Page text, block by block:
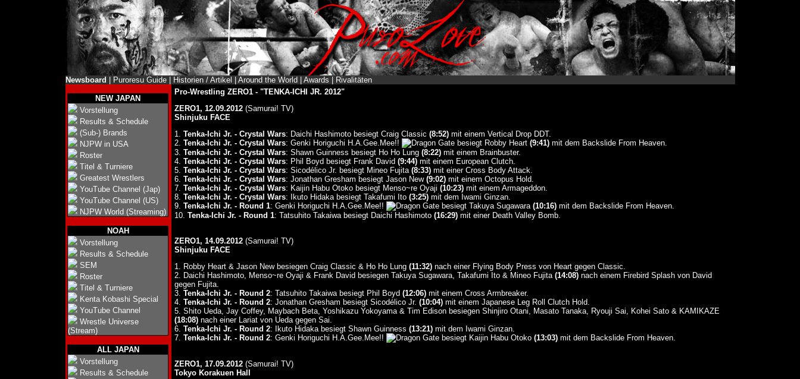
Newsboard Puroresu Guide| Historien / Artikel Around the World Awards Rivalitäten
NEW JAPAN
Vorstellung
Results & Schedule
(Sub-) Brands
NJPW in USA
Roster
Titel & Turniere
Greatest Wrestlers
YouTube Channel (Jap)
YouTube Channel (US)
NJPW World (Streaming)
NOAH
Vorstellung
Results & Schedule
SEM
Roster
Titel & Turniere
Kenta Kobashi Special
YouTube Channel
Wrestle Universe
(Stream)
ALL JAPAN
Vorstellung
Results & Schedule
Pro-Wrestling ZERO1 - "TENKA-ICHI JR. 2012"
ZERO1, 12.09.2012(Samurai! TV)
Shinjuku FACE
1. Tenka-Ichi Jr. - Crystal Wars: Daichi Hashimoto besiegt Craig Classic (8:52)mit einem Vertical Drop DDT.
2. Tenka-Ichi Jr. - Crystal Wars: Genki Horiguchi H.A.Gee.Mee!! besiegt Robby Heart (9:41)mit dem Backslide From Heaven.
3. Tenka-Ichi Jr. - Crystal Wars: Shawn Guinness besiegt Ho Ho Lung (8:22)mit einem Brainbuster.
4. Tenka-Ichi Jr. - Crystal Wars: Phil Boyd besiegt Frank David (9:44)mit einem European Clutch.
5. Tenka-Ichi Jr. - Crystal Wars: Sicodélico Jr. besiegt Mineo Fujita (8:33)mit einer Cross Body Attack.
6. Tenka-Ichi Jr. - Crystal Wars: Jonathan Gresham besiegt Jason New (9:02)mit einem Octopus Hold.
7. Tenka-Ichi Jr. - Crystal Wars: Kaijin Habu Otoko besiegt Menso~re Oyaji (10:23)mit einem Armageddon.
8. Tenka-Ichi Jr. - Crystal Wars: Ikuto Hidaka besiegt Takafumi Ito (3:25)mit dem Iwami Ginzan.
9. Tenka-Ichi Jr. - Round 1: Genki Horiguchi H.A.Gee.Mee!! besiegt Takuya Sugawara (10:16)mit dem Backslide From Heaven.
10. Tenka-Ichi Jr. - Round 1: Tatsuhito Takaiwa besiegt Daichi Hashimoto (16:29)mit einer Death Valley Bomb.
ZERO1, 14.09.2012(Samurai! TV)
Shinjuku FACE
1. Robby Heart & Jason New besiegen Craig Classic & Ho Ho Lung (11:32)nach einer Flying Body Press von Heart gegen Classic.
2. Daichi Hashimoto, Menso~re Oyaji & Frank David besiegen Takuya Sugawara, Takafumi Ito & Mineo Fujita (14:08)nach einem Firebird Splash von David
gegen Fujita.
3. Tenka-Ichi Jr. - Round 2: Tatsuhito Takaiwa besiegt Phil Boyd (12:06)mit einem Cross Armbreaker.
4. Tenka-Ichi Jr. - Round 2: Jonathan Gresham besiegt Sicodélico Jr. (10:04)mit einem Japanese Leg Roll Clutch Hold.
5. Shito Ueda, Jay Coffey, Maybach Beta, Yoshikazu Yokoyama & Tim Edison besiegen Shinjiro Otani, Masato Tanaka, Ryouji Sai, Kohei Sato & KAMIKAZE
(18:08)nach einer Lariat von Ueda gegen Sai.
6. Tenka-Ichi Jr. - Round 2: Ikuto Hidaka besiegt Shawn Guinness (13:21)mit dem Iwami Ginzan.
7. Tenka-Ichi Jr. - Round 2: Genki Horiguchi H.A.Gee.Mee!! besiegt Kaijin Habu Otoko (13:03)mit dem Backslide From Heaven.
ZERO1, 17.09.2012(Samurai! TV)
Tokyo Korakuen Hall